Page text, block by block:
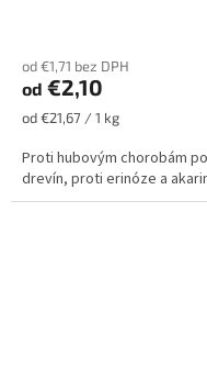
od €1,71 bez DPH
od €2,10
Jednotková
od €21,67 / 1 kg
Proti hubovým chorobám
drevín, proti erinóze a